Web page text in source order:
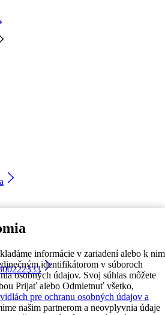
informácie v zariadení alebo k nim
identifikátorom v súboroch
osobných údajov. Svoj súhlas môžete
Prijať alebo Odmietnuť všetko,
pre ochranu osobných údajov a
našim partnerom a neovplyvnia údaje